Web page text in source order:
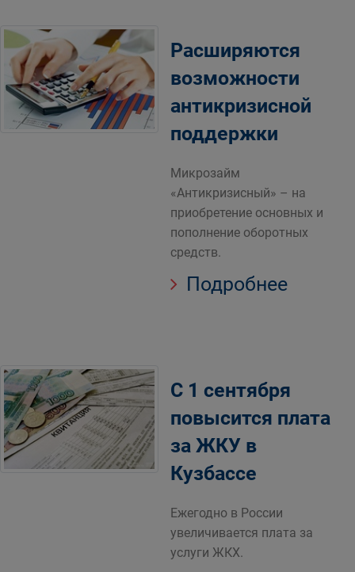
Расширяются
возможности
антикризисной
поддержки
Микрозайм
«Антикризисный» – на
приобретение основных и
пополнение оборотных
средств.
Подробнее
С 1 сентября
повысится плата
за ЖКУ в
Кузбассе
Ежегодно в России
увеличивается плата за
услуги ЖКХ.